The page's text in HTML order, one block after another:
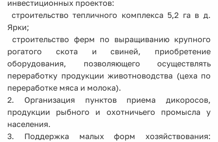
инвестиционных проектов:
­ строительство тепличного комплекса 5,2 га в д.
Ярки;
­ строительство ферм по выращиванию крупного
рогатого скота и свиней, приобретение
оборудования, позволяющего осуществлять
переработку продукции животноводства (цеха по
переработке мяса и молока).
2. Организация пунктов приема дикоросов,
продукции рыбного и охотничьего промысла у
населения.
3. Поддержка малых форм хозяйствования: